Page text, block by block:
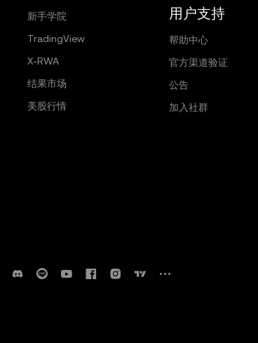
新手学院
TradingView
X-RWA
结果市场
美股行情
用户支持
帮助中心
官方渠道验证
公告
加入社群